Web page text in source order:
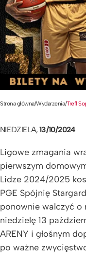
Strona główna/Wydarzenia/Trefl
NIEDZIELA, 13/10/2024
Ligowe zmagania
pierwszym
Lidze 2024/2025
PGE Spójnię
ponownie walczyć o
niedzielę 13
ARENY i głośnym
po ważne